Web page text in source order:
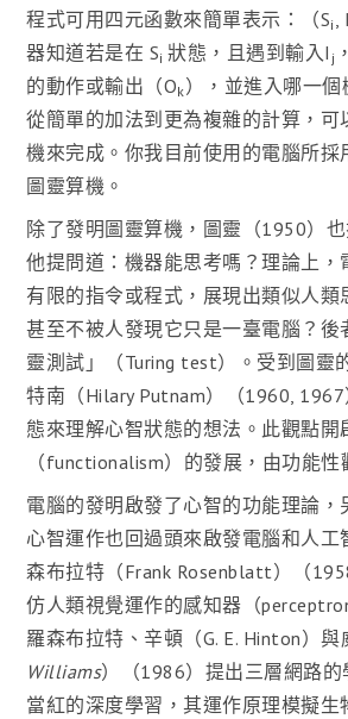
程式可用四元函數來簡單表示：（Si , I
器知道若是在 Si狀態，且遇到輸入I j
的動作或輸出（Ok），並進入哪一個
從簡單的加法到更為複雜的計算，可
機來完成。你我目前使用的電腦所採
圖靈算機。
除了發明圖靈算機，圖靈（1950）
他提問道：機器能思考嗎？理論上，
有限的指令或程式，展現出類似人類
甚至不被人發現它只是一臺電腦？後
靈測試」（Turing test）。受到圖靈
特南（Hilary Putnam）（1960,
態來理解心智狀態的想法。此觀點開
（functionalism）的發展，由功能性
電腦的發明啟發了心智的功能理論，
心智運作也回過頭來啟發電腦和人工
森布拉特（Frank Rosenblatt）（
仿人類視覺運作的感知器（
羅森布拉特、辛頓（G. E. Hinton）與
Williams）（1986）提出三層網路
當紅的深度學習，其運作原理模擬生